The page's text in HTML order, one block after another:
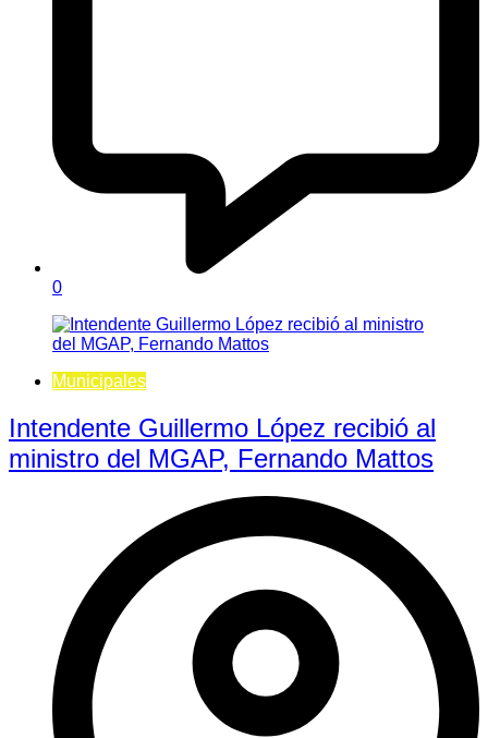
0
Municipales
Intendente Guillermo López recibió al
ministro del MGAP, Fernando Mattos